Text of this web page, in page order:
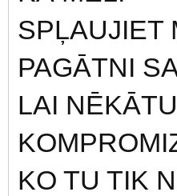
SPĻAUJIET
PAGĀTNI
LAI
KO TU TIK